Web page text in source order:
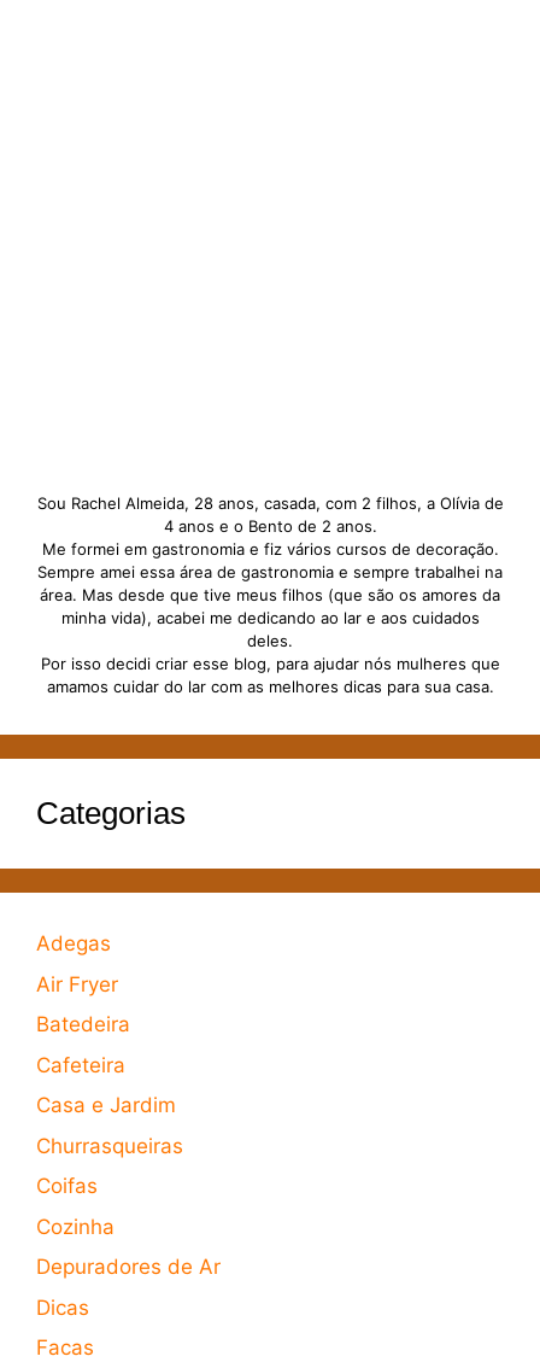
Sou Rachel Almeida, 28 anos, casada, com 2 filhos, a Olívia de
4 anos e o Bento de 2 anos.
Me formei em gastronomia e fiz vários cursos de decoração.
Sempre amei essa área de gastronomia e sempre trabalhei na
área. Mas desde que tive meus filhos (que são os amores da
minha vida), acabei me dedicando ao lar e aos cuidados
deles.
Por isso decidi criar esse blog, para ajudar nós mulheres que
amamos cuidar do lar com as melhores dicas para sua casa.
Categorias
Adegas
Air Fryer
Batedeira
Cafeteira
Casa e Jardim
Churrasqueiras
Coifas
Cozinha
Depuradores de Ar
Dicas
Facas